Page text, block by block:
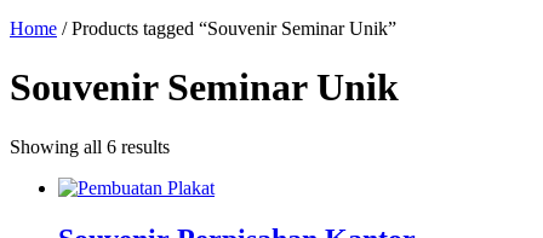
Home / Products tagged “Souvenir Seminar Unik”
Souvenir Seminar Unik
Showing all 6 results